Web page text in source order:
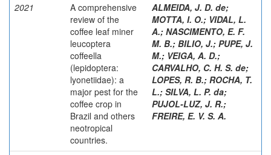
2021
A comprehensive
review of the
coffee leaf miner
leucoptera
coffeella
(lepidoptera:
lyonetiidae): a
major pest for the
coffee crop in
Brazil and others
neotropical
countries.
ALMEIDA, J. D. de;
MOTTA, I. O.; VIDAL, L.
A.; NASCIMENTO, E. F.
M. B.; BILIO, J.; PUPE, J.
M.; VEIGA, A. D.;
CARVALHO, C. H. S. de;
LOPES, R. B.; ROCHA, T.
L.; SILVA, L. P. da;
PUJOL-LUZ, J. R.;
FREIRE, E. V. S. A.